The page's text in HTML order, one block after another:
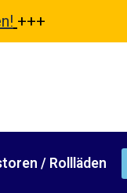
+++
/ Rollläden